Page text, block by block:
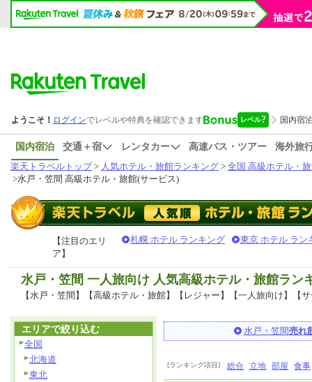
国内宿泊 交通＋宿 レンタカー 高速バス・ツアー
海外旅
楽天トラベルトップ> 人気ホテル・旅館ランキング > 全国 高級ホテル・
>水戸・笠間 高級ホテル・旅館(サービス)
【注目のエリ
ア】
札幌 ホテル ランキング 東京 ホテル ラン
水戸・笠間 一人旅向け 人気高級ホテル・旅館ラン
【水戸・笠間】【高級ホテル・旅館】【レジャー】【一人旅向け】【
水戸・笠間売れ
[ランキング項目] 総合 立地 部屋 食事
エリアで絞り込む
全国
北海道
東北